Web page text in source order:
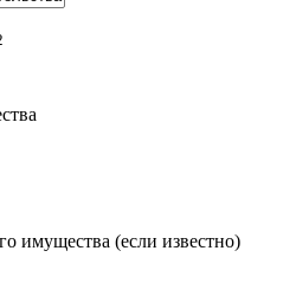
имущества (если известно)